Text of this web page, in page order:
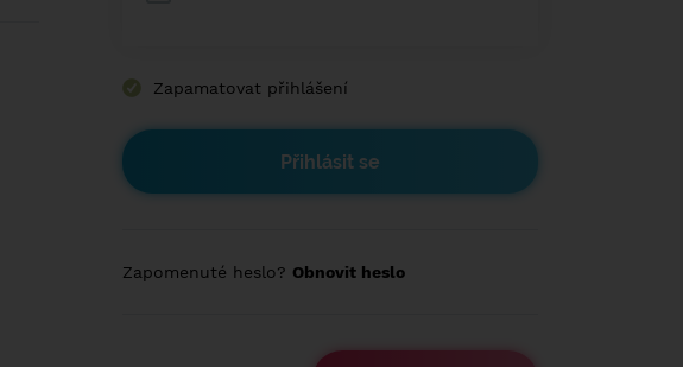
Zapamatovat přihlášení
Zapomenuté heslo? Obnovit heslo